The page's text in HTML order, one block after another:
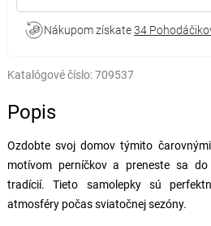
Nákupom získate34
Katalógové číslo:709537
Popis
Ozdobte svoj domov týmito
motívom perníčkov a preneste sa
tradícií. Tieto samolepky sú
atmosféry počas sviatočnej sezóny.